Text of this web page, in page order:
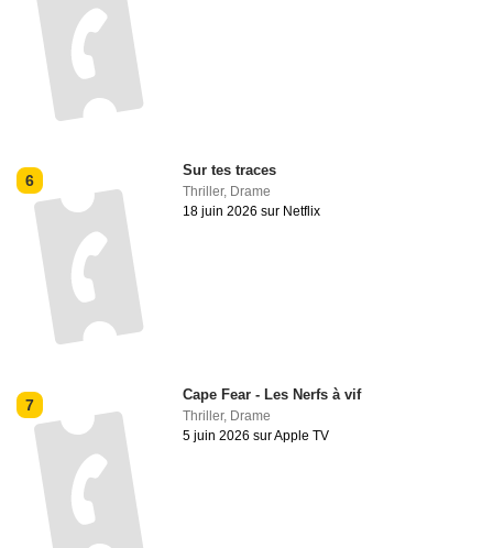
6
Sur tes traces
Thriller, Drame
18 juin 2026 sur Netflix
7
Cape Fear - Les Nerfs à vif
Thriller, Drame
5 juin 2026 sur Apple TV